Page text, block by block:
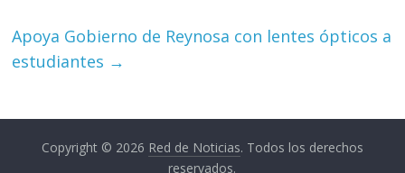
Apoya Gobierno de Reynosa con lentes ópticos a
estudiantes →
Copyright © 2026 Red de Noticias. Todos los derechos
reservados.